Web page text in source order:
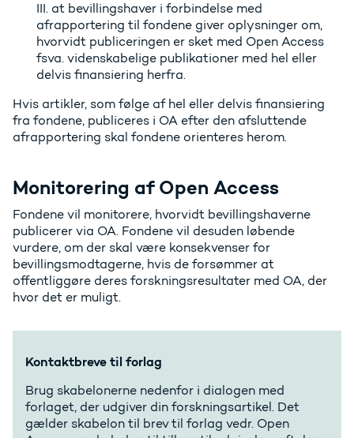
III. at bevillingshaver i forbindelse med
afrapportering til fondene giver oplysninger om,
hvorvidt publiceringen er sket med Open Access
fsva. videnskabelige publikationer med hel eller
delvis finansiering herfra.
Hvis artikler, som følge af hel eller delvis finansiering
fra fondene, publiceres i OA efter den afsluttende
afrapportering skal fondene orienteres herom.
Monitorering af Open Access
Fondene vil monitorere, hvorvidt bevillingshaverne
publicerer via OA. Fondene vil desuden løbende
vurdere, om der skal være konsekvenser for
bevillingsmodtagerne, hvis de forsømmer at
offentliggøre deres forskningsresultater med OA, der
hvor det er muligt.
Kontaktbreve til forlag
Brug skabelonerne nedenfor i dialogen med
forlaget, der udgiver din forskningsartikel. Det
gælder skabelon til brev til forlag vedr. Open